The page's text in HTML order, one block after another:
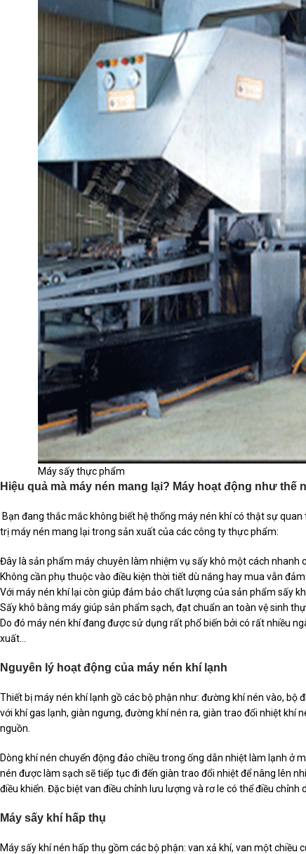
Máy sấy thực phẩm
Hiệu quả mà máy nén mang lại? Máy hoạt động như thế
Bạn đang thắc mắc không biết hệ thống máy nén khí có thật sự
trị máy nén mang lại trong sản xuất của các công ty thực phẩm:
Đây là sản phẩm máy chuyên làm nhiệm vụ sấy khô một cách nhanh
Không cần phụ thuộc vào điều kiện thời tiết dù nắng hay mua vẫn
Với máy nén khí lại còn giúp đảm bảo chất lượng của sản phẩm sấy
Sấy khô bằng máy giúp sản phẩm sạch, đạt chuẩn an toàn vệ sinh
Do đó máy nén khí đang được sử dụng rất phổ biến bởi có rất nhiều
xuất…
Nguyên lý hoạt động của máy nén khí lạnh
Thiết bị máy nén khí lạnh gồ các bộ phận như: đường khí nén vào, bộ
với khí gas lạnh, giàn ngưng, đường khí nén ra, giàn trao đổi nhiệt khí
nguồn.
Dòng khí nén chuyển động đảo chiều trong ống dẫn nhiệt làm lạnh ở
nén được làm sạch sẽ tiếp tục đi đến giàn trao đổi nhiệt để nâng lên
điều khiển. Đặc biệt van điều chỉnh lưu lượng và rơ le có thể điều
Máy sấy khí hấp thụ
Máy sấy khí nén hấp thụ gồm các bộ phận: van xả khí, van một